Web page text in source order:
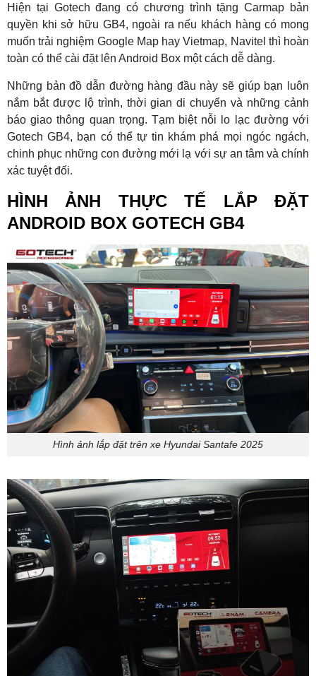
Hiện tại Gotech đang có chương trình tặng Carmap bản
quyền khi sở hữu GB4, ngoài ra nếu khách hàng có mong
muốn trải nghiệm Google Map hay Vietmap, Navitel thì hoàn
toàn có thể cài đặt lên Android Box một cách dễ dàng.
Những bản đồ dẫn đường hàng đầu này sẽ giúp bạn luôn
nắm bắt được lộ trình, thời gian di chuyển và những cảnh
báo giao thông quan trọng. Tạm biệt nỗi lo lạc đường với
Gotech GB4, bạn có thể tự tin khám phá mọi ngóc ngách,
chinh phục những con đường mới lạ với sự an tâm và chính
xác tuyệt đối.
HÌNH ẢNH THỰC TẾ LẮP ĐẶT
ANDROID BOX GOTECH GB4
Hình ảnh lắp đặt trên xe Hyundai Santafe 2025